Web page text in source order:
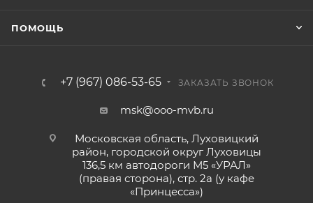
ПОМОЩЬ
+7 (967) 086-53-65 ЗАКАЗАТЬ ЗВОНОК
msk@ooo-mvb.ru
Московская область, Луховицкий
район, городской округ Луховицы
136,5 км автодороги М5 «УРАЛ»
(правая сторона), стр. 2а (у кафе
«‎Принцесса»)